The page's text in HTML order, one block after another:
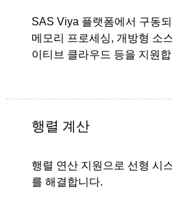
SAS Viya 플랫폼에서 구동
메모리 프로세싱, 개방형 소
이티브 클라우드 등을 지원
행렬 계산
행렬 연산 지원으로 선형 시
를 해결합니다.